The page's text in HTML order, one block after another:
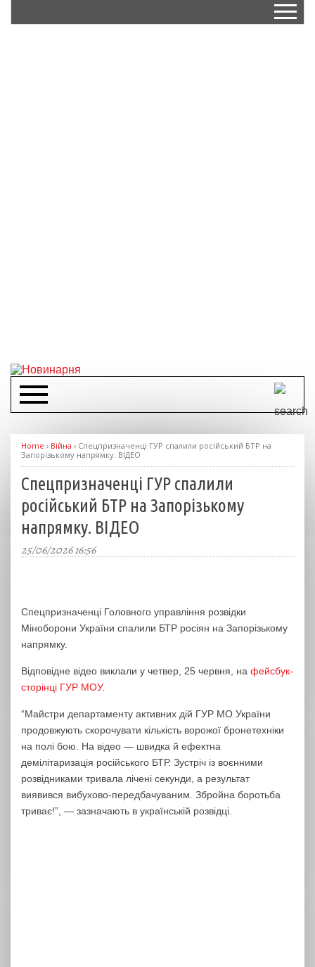
Home › Війна › Спецпризначенці ГУР спалили російський БТР на
Запорізькому напрямку. ВІДЕО
Спецпризначенці ГУР спалили
російський БТР на Запорізькому
напрямку. ВІДЕО
25/06/2026 16:56
Спецпризначенці Головного управління розвідки
Міноборони України спалили БТР росіян на Запорізькому
напрямку.
Відповідне відео виклали у четвер, 25 червня, на фейсбук-
сторінці ГУР МОУ.
“Майстри департаменту активних дій ГУР МО України
продовжують скорочувати кількість ворожої бронетехніки
на полі бою. На відео — швидка й ефектна
демілітаризація російського БТР. Зустріч із воєнними
розвідниками тривала лічені секунди, а результат
виявився вибухово-передбачуваним. Збройна боротьба
триває!”, — зазначають в українській розвідці.